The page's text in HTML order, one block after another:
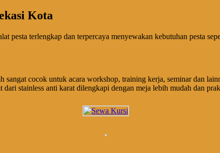
Kota
terlengkap dan terpercaya menyewakan kebutuhan pesta
cocok untuk acara workshop, training kerja, seminar dan
stainless anti karat dilengkapi dengan meja lebih mudah dan